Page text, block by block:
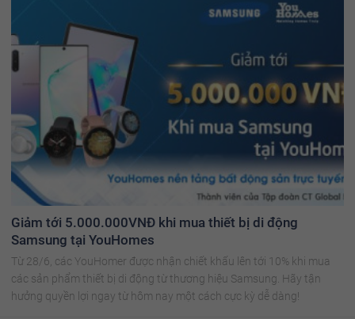
Giảm tới 5.000.000VNĐ khi mua thiết bị di động
Samsung tại YouHomes
Từ 28/6, các YouHomer được nhận chiết khấu lên tới 10% khi mua
các sản phẩm thiết bị di động từ thương hiệu Samsung. Hãy tận
hưởng quyền lợi ngay từ hôm nay một cách cực kỳ dễ dàng!